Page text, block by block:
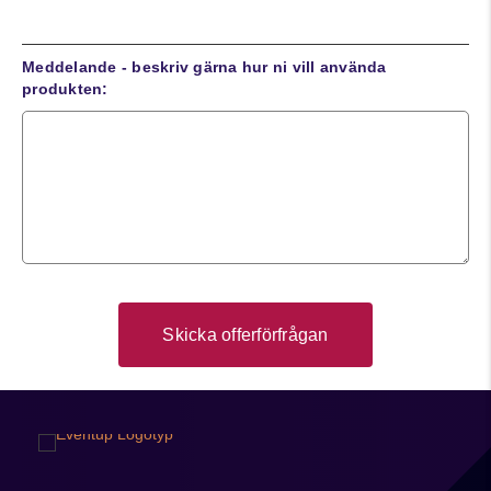
Meddelande - beskriv gärna hur ni vill använda
produkten: